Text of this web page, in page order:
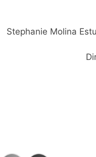
Stephanie Molina